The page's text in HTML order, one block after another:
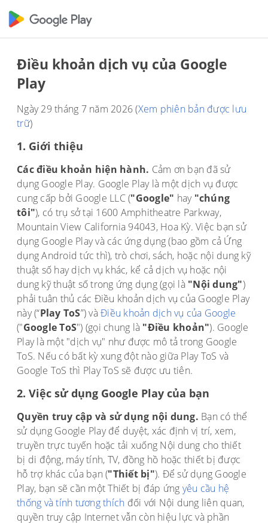
Điều khoản dịch vụ của Google
Play
Ngày 29 tháng 7 năm 2026 (Xem phiên bản được lưu
trữ)
1. Giới thiệu
Các điều khoản hiện hành. Cảm ơn bạn đã sử
dụng Google Play. Google Play là một dịch vụ được
cung cấp bởi Google LLC ("Google" hay "chúng
tôi"), có trụ sở tại 1600 Amphitheatre Parkway,
Mountain View California 94043, Hoa Kỳ. Việc bạn sử
dụng Google Play và các ứng dụng (bao gồm cả Ứng
dụng Android tức thì), trò chơi, sách, hoặc nội dung kỹ
thuật số hay dịch vụ khác, kể cả dịch vụ hoặc nội
dung kỹ thuật số trong ứng dụng (gọi là "Nội dung")
phải tuân thủ các Điều khoản dịch vụ của Google Play
này (“Play ToS”) vàĐiều khoản dịch vụ của Google
("Google ToS") (gọi chung là "Điều khoản"). Google
Play là một "dịch vụ" như được mô tả trong Google
ToS. Nếu có bất kỳ xung đột nào giữa Play ToS và
Google ToS thì Play ToS sẽ được ưu tiên.
2. Việc sử dụng Google Play của bạn
Quyền truy cập và sử dụng nội dung. Bạn có thể
sử dụng Google Play để duyệt, xác định vị trí, xem,
truyền trực tuyến hoặc tải xuống Nội dung cho thiết
bị di động, máy tính, TV, đồng hồ hoặc thiết bị được
hỗ trợ khác của bạn ("Thiết bị"). Để sử dụng Google
Play, bạn sẽ cần một Thiết bị đáp ứng yêu cầu hệ
thống và tính tương thích đối với Nội dung liên quan,
quyền truy cập Internet vẫn còn hiệu lực và phần